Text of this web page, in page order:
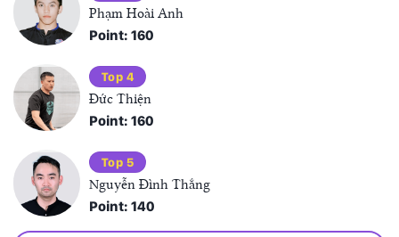
Phạm Hoài Anh
Point: 160
Top 4
Đức Thiện
Point: 160
Top 5
Nguyễn Đình Thắng
Point: 140